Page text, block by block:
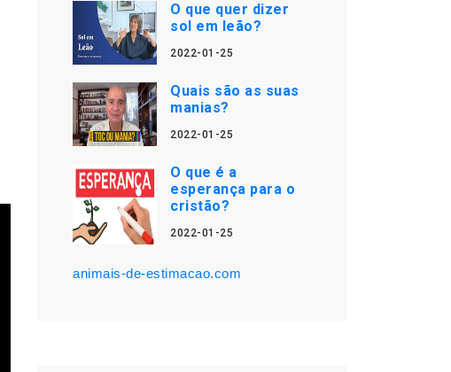
O que quer dizer
sol em leão?
2022-01-25
Quais são as suas
manias?
2022-01-25
O que é a
esperança para o
cristão?
2022-01-25
animais-de-estimacao.com